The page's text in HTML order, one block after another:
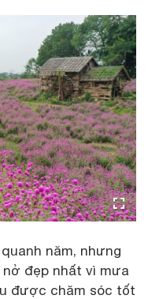
năm, nhưng
đẹp nhất vì mưa
được chăm sóc tốt